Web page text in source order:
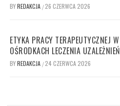
BYREDAKCJA / 26 CZERWCA 2026
ETYKA PRACY TERAPEUTYCZNEJ W
OŚRODKACH LECZENIA UZALEŻNIEŃ
BYREDAKCJA / 24 CZERWCA 2026